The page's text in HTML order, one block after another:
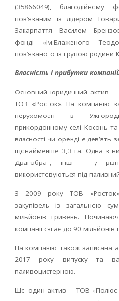
(35866049), благодійному
пов’язаним із лідером
Закарпаття Василем
фонді «Ім.Блаженого
пов’язаного із групою родини
Власність і прибутки
Основний юридичний актив –
ТОВ «Росток». На компанію
нерухомості в
прикордонному селі Косонь
власності чи оренді є
щонайменше 3,3 га. Одна з
Драгобрат, інші – у
використовуються під паливний
З 2009 року ТОВ
закупівель із загальною
мільйонів гривень.
компанії сягає до 90
На компанію також записана
2017 року випуску та
паливоцистерною.
Ще один актив – ТОВ «Полюс